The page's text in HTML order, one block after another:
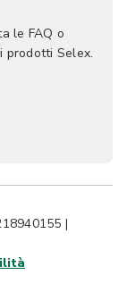
le FAQ o
prodotti Selex.
|